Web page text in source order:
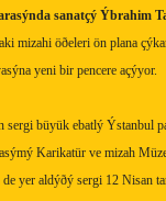
sanatçý Ýbrahim
mizahi öðeleri ön plana
yeni bir pencere açýyor.
büyük ebatlý Ýstanbul
Karikatür ve mizah
yer aldýðý sergi 12 Nisan